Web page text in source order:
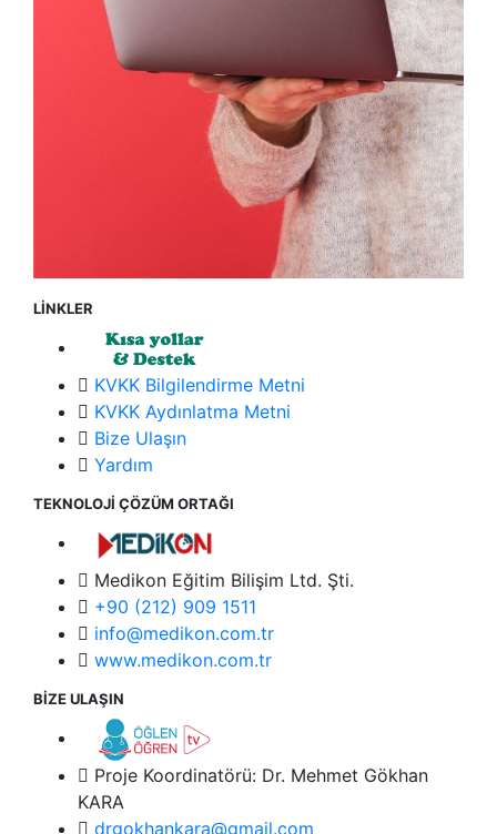
LİNKLER
KVKK Bilgilendirme Metni
KVKK Aydınlatma Metni
Bize Ulaşın
Yardım
TEKNOLOJİ ÇÖZÜM ORTAĞI
Medikon Eğitim Bilişim Ltd. Şti.
+90 (212) 909 1511
info@medikon.com.tr
www.medikon.com.tr
BİZE ULAŞIN
Proje Koordinatörü: Dr. Mehmet Gökhan
KARA
drgokhankara@gmail.com